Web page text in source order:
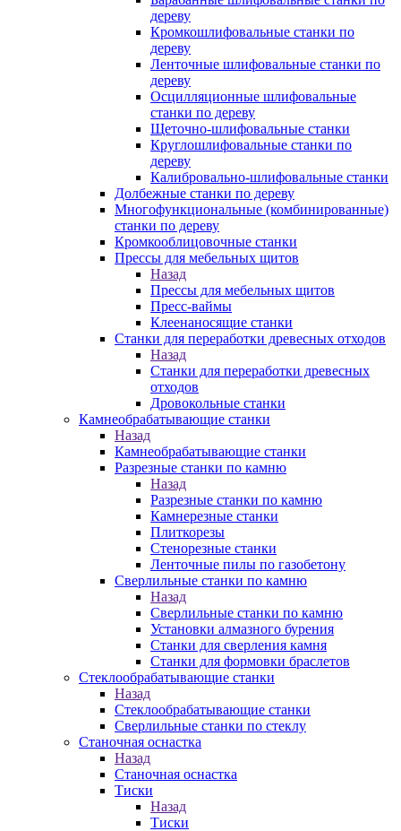
дереву
Кромкошлифовальные станки по
дереву
Ленточные шлифовальные станки по
дереву
Осцилляционные шлифовальные
станки по дереву
Щеточно-шлифовальные станки
Круглошлифовальные станки по
дереву
Калибровально-шлифовальные станки
Долбежные станки по дереву
Многофункциональные (комбинированные)
станки по дереву
Кромкооблицовочные станки
Прессы для мебельных щитов
Назад
Прессы для мебельных щитов
Пресс-ваймы
Клеенаносящие станки
Станки для переработки древесных отходов
Назад
Станки для переработки древесных
отходов
Дровокольные станки
Камнеобрабатывающие станки
Назад
Камнеобрабатывающие станки
Разрезные станки по камню
Назад
Разрезные станки по камню
Камнерезные станки
Плиткорезы
Стенорезные станки
Ленточные пилы по газобетону
Сверлильные станки по камню
Назад
Сверлильные станки по камню
Установки алмазного бурения
Станки для сверления камня
Станки для формовки браслетов
Стеклообрабатывающие станки
Назад
Стеклообрабатывающие станки
Сверлильные станки по стеклу
Станочная оснастка
Назад
Станочная оснастка
Тиски
Назад
Тиски